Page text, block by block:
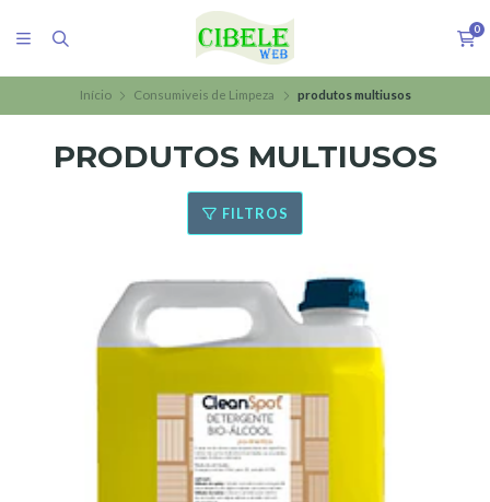
0
Início Consumiveis de Limpeza produtos multiusos
PRODUTOS MULTIUSOS
FILTROS